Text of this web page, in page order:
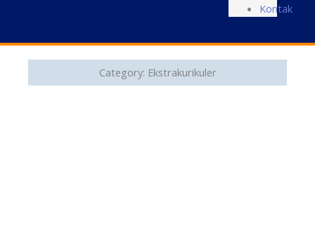
Kontak
Category: Ekstrakurikuler